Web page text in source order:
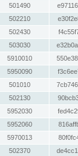
501490
502210
502430
503030
5910010
5950090
501010
502130
5952030
5952060
5970013
502370